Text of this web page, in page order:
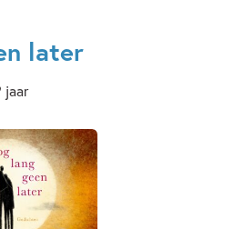
later
jaar